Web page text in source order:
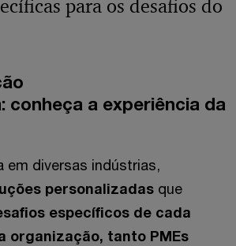
para os desafios do
conheça a experiência da
em diversas indústrias,
personalizadas que
específicos de cada
organização, tanto PMEs